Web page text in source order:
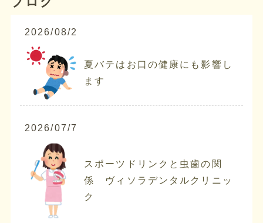
2026/08/2
夏バテはお口の健康にも影響し
ます
2026/07/7
スポーツドリンクと虫歯の関
係 ヴィソラデンタルクリニッ
ク